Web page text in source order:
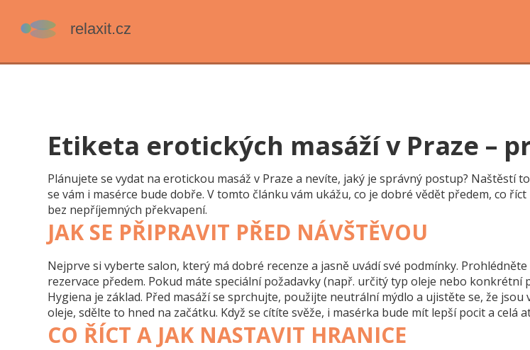
Etiketa erotických masáží v Praze –
Plánujete se vydat na erotickou masáž v Praze a nevíte, jaký je správný postup? Naštěstí
se vám i masérce bude dobře. V tomto článku vám ukážu, co je dobré vědět předem, co
bez nepříjemných překvapení.
JAK SE PŘIPRAVIT PŘED NÁVŠTĚVOU
Nejprve si vyberte salon, který má dobré recenze a jasně uvádí své podmínky.
rezervace předem. Pokud máte speciální požadavky (např. určitý typ oleje nebo
Hygiena je základ. Před masáží se sprchujte, použijte neutrální mýdlo a ujistěte se, že
oleje, sdělte to hned na začátku. Když se cítíte svěže, i masérka bude mít lepší pocit a celá
CO ŘÍCT A JAK NASTAVIT HRANICE